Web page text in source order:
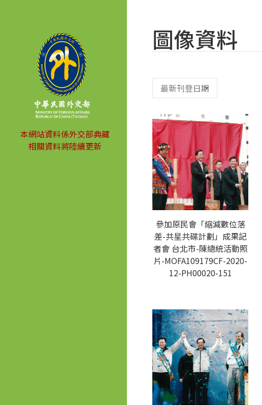
本網站資料係外交部典藏
相關資料將陸續更新
圖像資料
參加原民會「縮減數位落
差-共星共碟計劃」成果記
者會 台北市-陳總統活動照
片-MOFA109179CF-2020-
12-PH00020-151